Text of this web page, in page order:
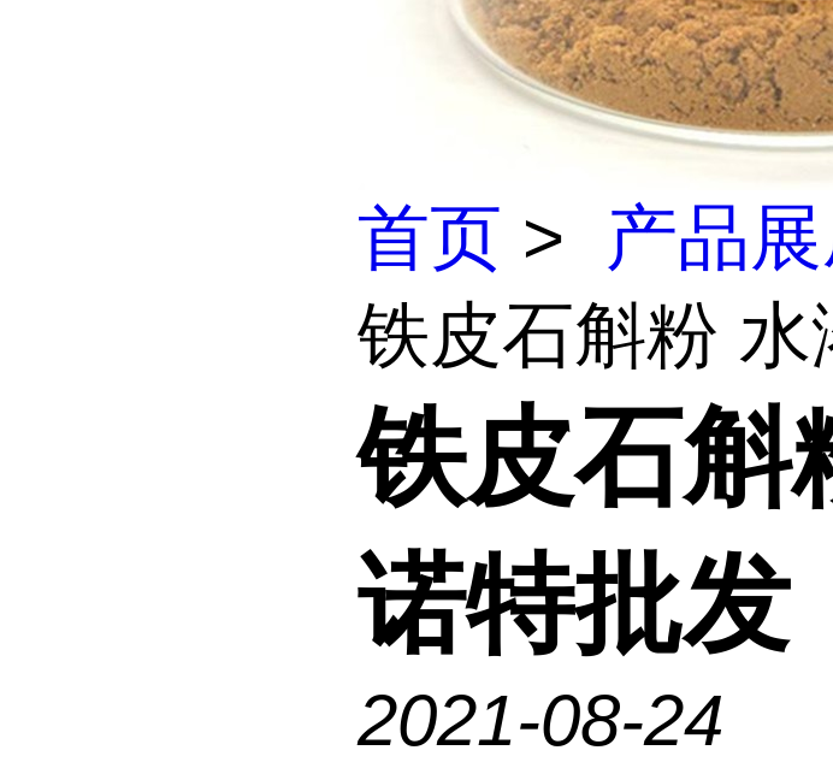
首页 > 产品
铁皮石斛粉
铁皮石斛
诺特批发
2021-08-24